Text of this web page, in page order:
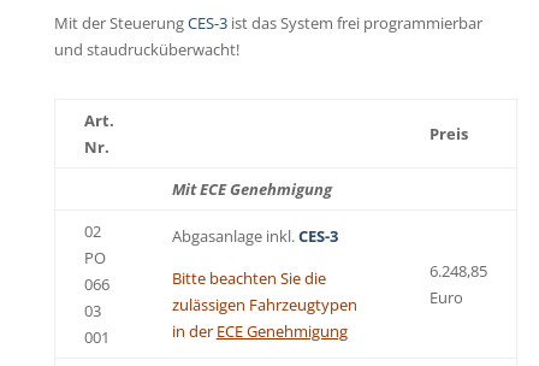
Mit der SteuerungCES-3ist das System frei programmierbar
und staudrucküberwacht!
Art.
Nr.
Preis
Mit ECE Genehmigung
02
PO
066
03
001
Abgasanlage inkl.CES-3
Bitte beachten Sie die
zulässigen Fahrzeugtypen
in der ECE Genehmigung
6.248,85
Euro